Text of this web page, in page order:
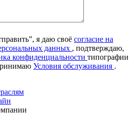
я даю своё согласие на
данных , подтверждаю,
конфиденциальности типографии
Условия обслуживания .